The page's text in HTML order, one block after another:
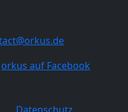
orkus auf Facebook